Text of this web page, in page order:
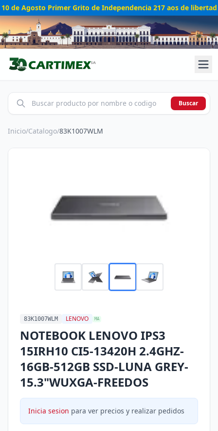
10 de Agosto Primer Grito de Independencia 217 aos de libertad
Buscar
Inicio/Catalogo/83K1007WLM
83K1007WLM LENOVO MA
NOTEBOOK LENOVO IPS3
15IRH10 CI5-13420H 2.4GHZ-
16GB-512GB SSD-LUNA GREY-
15.3"WUXGA-FREEDOS
Inicia sesion para ver precios y realizar pedidos